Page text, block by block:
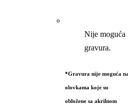
Nije moguća
gravura.
*Gravura nije moguća na
olovkama koje su
obložene sa akrilnom